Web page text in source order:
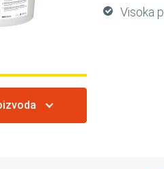
Visoka